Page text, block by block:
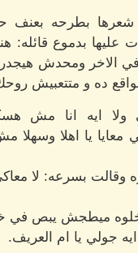
شعرها بطرحه بعنف
عليها بدموع قائله:
في الاخر ومحدش هيجدر
ده و متتعبيش
ولا ايه انا مش
معايا يا اهلا
وقالت بسرعه: لا
ميطجش يبص في
جولي يا ام العريف.